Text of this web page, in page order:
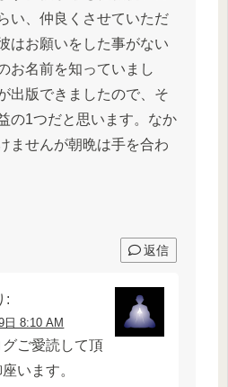
い、仲良くさせていただ
はお願いをした事がない
お名前を知っていまし
出版できましたので、そ
の1つだと思います。なか
ませんが朝晩は手を合わ
返信
:
日 8:10 AM
ご愛読して頂
います。